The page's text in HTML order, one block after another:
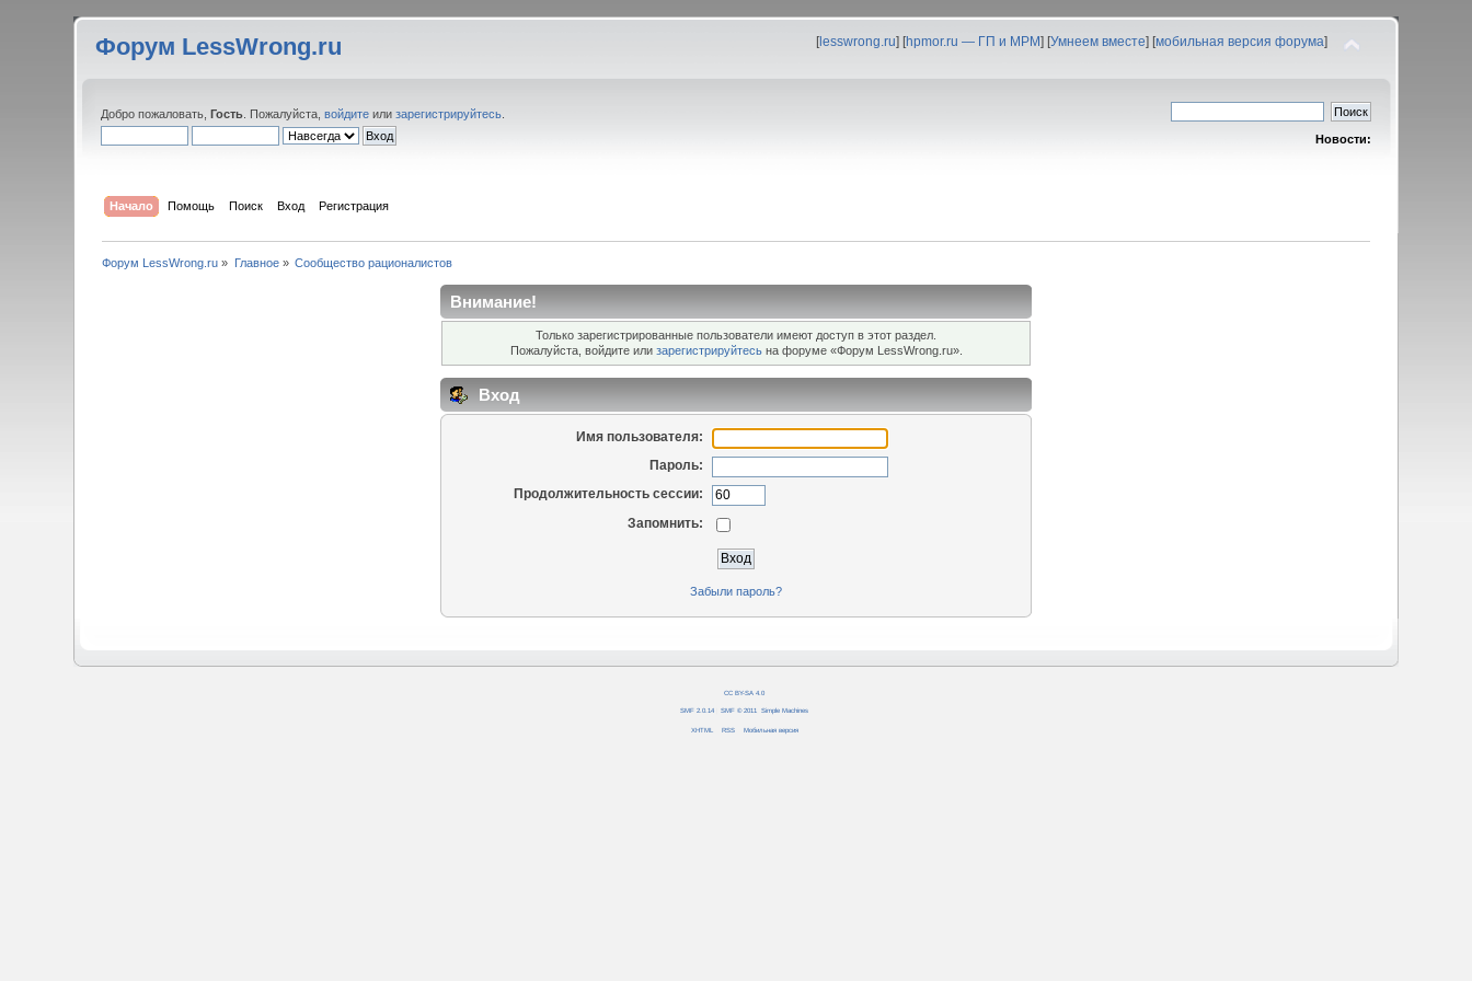
Форум LessWrong.ru [lesswrong.ru] [hpmor.ru — ГП и МРМ] [Умнеем вместе] [мобильная версия форума]
Добро пожаловать,Гость . Пожалуйста,войдите илизарегистрируйтесь
Новости:
Начало Помощь Поиск Вход Регистрация
Форум LessWrong.ru » Главное» Сообщество рационалистов
Внимание!
Только зарегистрированные пользователи имеют доступ в этот раздел.
Пожалуйста, войдите или зарегистрируйтесьна форуме «Форум LessWrong.ru».
Вход
Имя пользователя:
Пароль:
Продолжительность сессии:
Запомнить:
Забыли пароль?
CC BY-SA 4.0
SMF 2.0.14 SMF © 2011 Simple Machines
XHTML RSS Мобильная версия